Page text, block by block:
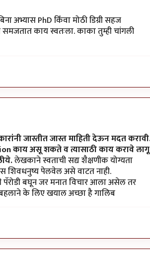
अभ्यास PhD किँवा मोठी डिग्री सहज
समजतात काय स्वतःला. काका तुम्ही चांगली
जास्तीत जास्त माहिती देऊन मदत
काय असू शकते व त्यासाठी काय करावे लागू
लेखकाने स्वताची सद्य शैक्षणीक योग्यता
शिवधनुष्य पेलवेल असे वाटत नाही.
पॅरोडी बघून जर मनात विचार आला असेल तर
के लिए खयाल अच्छा है गालिब